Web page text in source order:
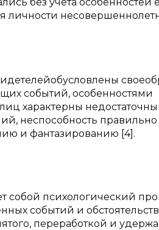
личности
событий, особенностями
характерны
неспособность
и фантазированию [4].
собой психологический
событий и
переработкой и